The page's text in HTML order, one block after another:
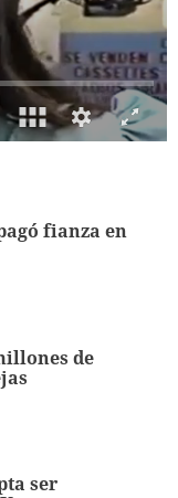
fianza en
de
ser